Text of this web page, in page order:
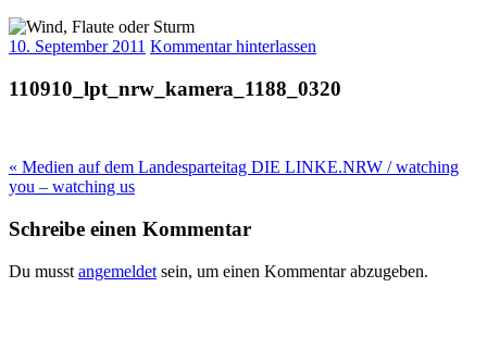
10. September 2011 Kommentar hinterlassen
110910_lpt_nrw_kamera_1188_0320
Beitragsnavigation
« Medien auf dem Landesparteitag DIE LINKE.NRW / watching
you – watching us
Schreibe einen Kommentar
Du musst angemeldet sein, um einen Kommentar abzugeben.